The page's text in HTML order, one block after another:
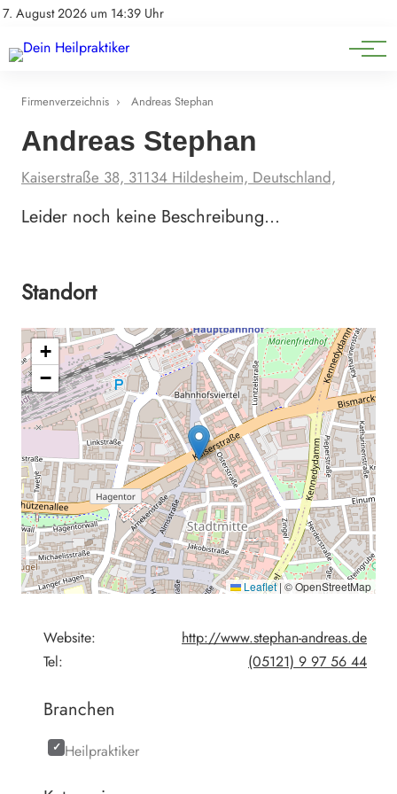
7. August 2026 um 14:39 Uhr
Impressum
Natürliche Medizin
Heilpflanzen & Kräuterkunde
Firmenverzeichnis › Andreas Stephan
Andreas Stephan
Kaiserstraße 38, 31134 Hildesheim, Deutschland,
Leider noch keine Beschreibung…
Standort
+
−
Leaflet | © OpenStreetMap
Website:
http://www.stephan-andreas.de
Tel:
(05121) 9 97 56 44
Branchen
Heilpraktiker